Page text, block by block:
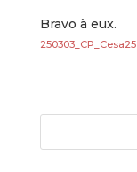
Bravo à eux.
250303_CP_Cesa25